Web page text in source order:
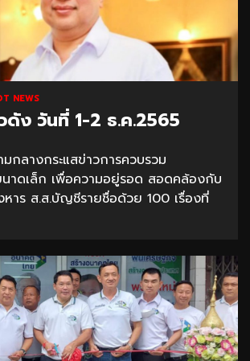
NEWS
ดัง วันที่ 1-2 ธ.ค.2565
กลางกระแสข่าวการควบรวม
นาดเล็ก เพื่อความอยู่รอด สอดคล้องกับ
หาร ส.ส.บัญชีรายชื่อด้วย 100 เรื่องที่